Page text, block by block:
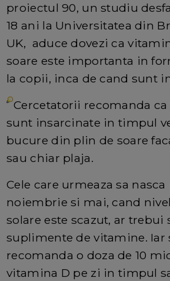
proiectul 90, un studiu
18 ani la Universitatea din
UK, aduce dovezi ca
soare este importanta in
la copii, inca de cand sunt
Cercetatorii recomanda
sunt insarcinate in timpul
bucure din plin de soare
sau chiar plaja.
Cele care urmeaza sa
noiembrie si mai, cand
solare este scazut, ar trebui
suplimente de vitamine. Iar
recomanda o doza de 10
vitamina D pe zi in timpul